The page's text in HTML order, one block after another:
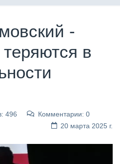
-
в
496
Комментарии: 0
20 марта 2025 г.